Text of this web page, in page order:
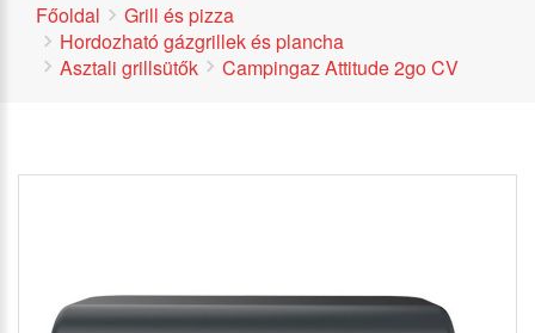
Főoldal
Grill és pizza
Hordozható gázgrillek és plancha
Asztali grillsütők
Campingaz Attitude 2go CV